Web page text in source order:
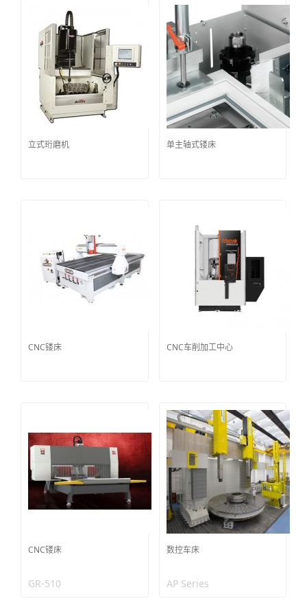
立式珩磨机 单主轴式镂床
CNC镂床 CNC车削加工中心
CNC镂床
GR-510
数控车床
AP Series